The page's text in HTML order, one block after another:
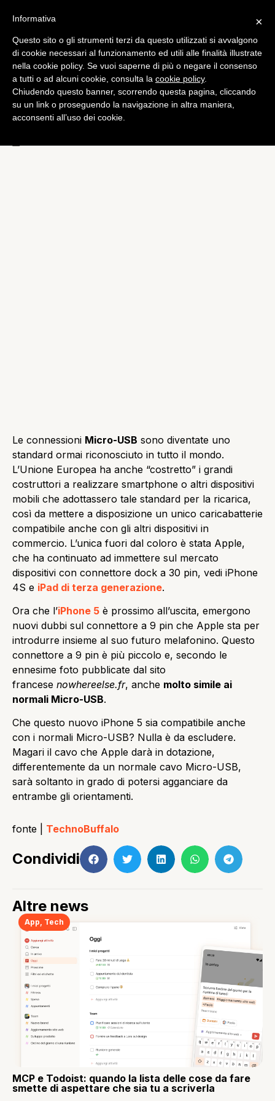
Tech
iPhone 5: il connettore a 9
pin potrebbe essere
compatibile con le Micro-
USB
Le connessioni Micro-USB sono diventate uno
standard ormai riconosciuto in tutto il mondo.
L’Unione Europea ha anche “costretto” i grandi
costruttori a realizzare smartphone o altri dispositivi
mobili che adottassero tale standard per la ricarica,
così da mettere a disposizione un unico caricabatterie
compatibile anche con gli altri dispositivi in
commercio. L’unica fuori dal coloro è stata Apple,
che ha continuato ad immettere sul mercato
dispositivi con connettore dock a 30 pin, vedi iPhone
4S e iPad di terza generazione.
Ora che l’iPhone 5 è prossimo all’uscita, emergono
nuovi dubbi sul connettore a 9 pin che Apple sta per
introdurre insieme al suo futuro melafonino. Questo
connettore a 9 pin è più piccolo e, secondo le
ennesime foto pubblicate dal sito
francese nowhereelse.fr, anche molto simile ai
normali Micro-USB.
Che questo nuovo iPhone 5 sia compatibile anche
con i normali Micro-USB? Nulla è da escludere.
Magari il cavo che Apple darà in dotazione,
differentemente da un normale cavo Micro-USB,
sarà soltanto in grado di potersi agganciare da
entrambe gli orientamenti.
fonte | TechnoBuffalo
Condividi
Altre news
App Tech
MCP e Todoist: quando la lista delle cose da fare
smette di aspettare che sia tu a scriverla
×
Informativa
Questo sito o gli strumenti terzi da questo utilizzati si avvalgono
di cookie necessari al funzionamento ed utili alle finalità illustrate
nella cookie policy. Se vuoi saperne di più o negare il consenso
a tutti o ad alcuni cookie, consulta la cookie policy.
Chiudendo questo banner, scorrendo questa pagina, cliccando
su un link o proseguendo la navigazione in altra maniera,
acconsenti all’uso dei cookie.